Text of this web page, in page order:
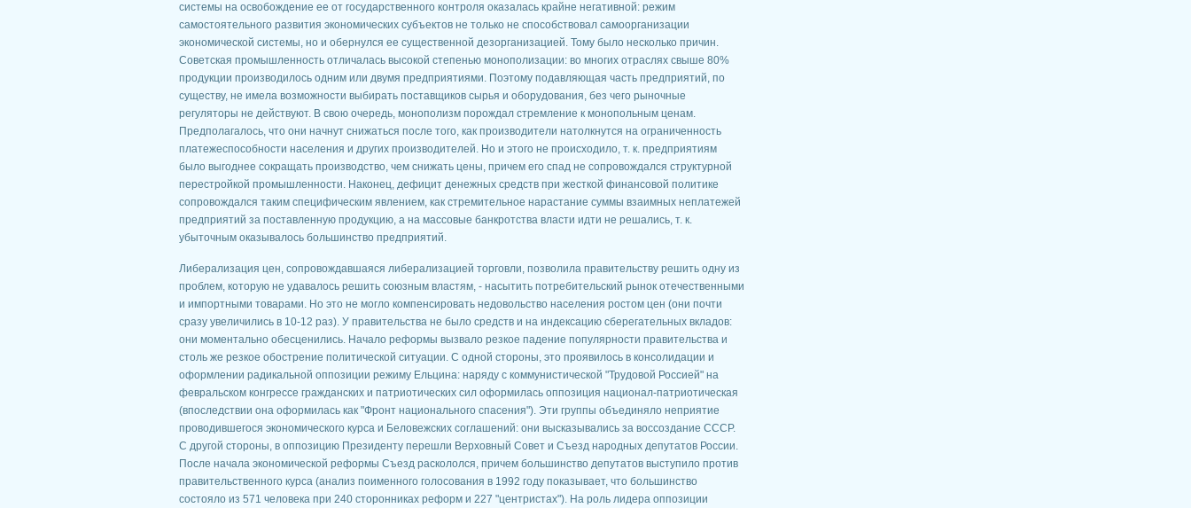
системы на освобождение ее от государственного контроля оказалась крайне негативной: режим
самостоятельного развития экономических субъектов не только не способствовал самоорганизации
экономической системы, но и обернулся ее существенной дезорганизацией. Тому было несколько причин.
Советская промышленность отличалась высокой степенью монополизации: во многих отраслях свыше 80%
продукции производилось одним или двумя предприятиями. Поэтому подавляющая часть предприятий, по
существу, не имела возможности выбирать поставщиков сырья и оборудования, без чего рыночные
регуляторы не действуют. В свою очередь, монополизм порождал стремление к монопольным ценам.
Предполагалось, что они начнут снижаться после того, как производители натолкнутся на ограниченность
платежеспособности населения и других производителей. Но и этого не происходило, т. к. предприятиям
было выгоднее сокращать производство, чем снижать цены, причем его спад не сопровождался структурной
перестройкой промышленности. Наконец, дефицит денежных средств при жесткой финансовой политике
сопровождался таким специфическим явлением, как стремительное нарастание суммы взаимных неплатежей
предприятий за поставленную продукцию, а на массовые банкротства власти идти не решались, т. к.
убыточным оказывалось большинство предприятий.
Либерализация цен, сопровождавшаяся либерализацией торговли, позволила правительству решить одну из
проблем, которую не удавалось решить союзным властям, - насытить потребительский рынок отечественными
и импортными товарами. Но это не могло компенсировать недовольство населения ростом цен (они почти
сразу увеличились в 10-12 раз). У правительства не было средств и на индексацию сберегательных вкладов:
они моментально обесценились. Начало реформы вызвало резкое падение популярности правительства и
столь же резкое обострение политической ситуации. С одной стороны, это проявилось в консолидации и
оформлении радикальной оппозиции режиму Ельцина: наряду с коммунистической "Трудовой Россией" на
февральском конгрессе гражданских и патриотических сил оформилась оппозиция национал-патриотическая
(впоследствии она оформилась как "Фронт национального спасения"). Эти группы объединяло неприятие
проводившегося экономического курса и Беловежских соглашений: они высказывались за воссоздание СССР.
С другой стороны, в оппозицию Президенту перешли Верховный Совет и Съезд народных депутатов России.
После начала экономической реформы Съезд раскололся, причем большинство депутатов выступило против
правительственного курса (анализ поименного голосования в 1992 году показывает, что большинство
состояло из 571 человека при 240 сторонниках реформ и 227 "центристах"). На роль лидера оппозиции